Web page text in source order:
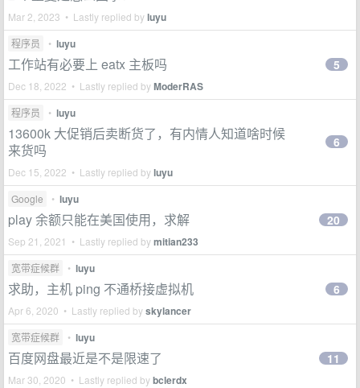
Mar 2, 2023 • Lastly replied byluyu
程序员 • luyu
工作站有必要上 eatx 主板吗
Dec 18, 2022 • Lastly replied byModerRAS
5
程序员 • luyu
13600k 大促销后卖断货了，有内情人知道啥时候
来货吗
Dec 15, 2022 • Lastly replied byluyu
6
Google • luyu
play 余额只能在美国使用，求解
Sep 21, 2021 • Lastly replied bymitian233
20
宽带症候群 • luyu
求助，主机 ping 不通桥接虚拟机
Apr 6, 2020 • Lastly replied byskylancer
6
宽带症候群 • luyu
百度网盘最近是不是限速了
Mar 30, 2020 • Lastly replied bybclerdx
11